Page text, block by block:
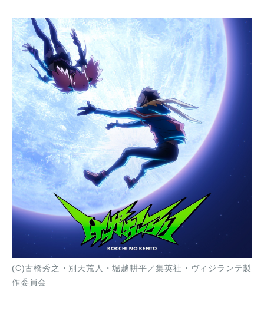
(C)古橋秀之・別天荒人・堀越耕平／集英社・ヴィジランテ製
作委員会